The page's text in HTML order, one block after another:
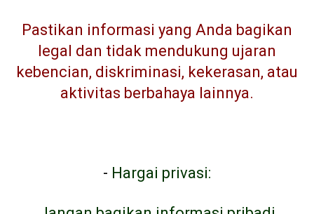
Pastikan informasi yang Anda bagikan
legal dan tidak mendukung ujaran
kebencian, diskriminasi, kekerasan, atau
aktivitas berbahaya lainnya.
- Hargai privasi: